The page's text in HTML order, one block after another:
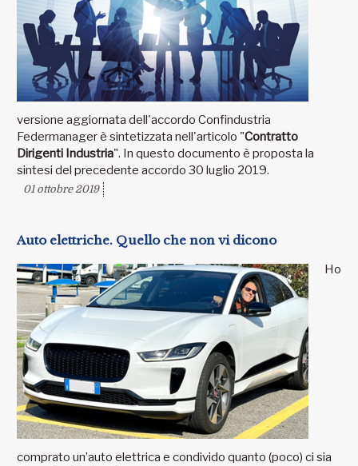
versione aggiornata dell'accordo Confindustria
Federmanager è sintetizzata nell'articolo "Contratto
Dirigenti Industria". In questo documento è proposta la
sintesi del precedente accordo 30 luglio 2019.
01 ottobre 2019
Auto elettriche. Quello che non vi dicono
Ho
comprato un’auto elettrica e condivido quanto (poco) ci sia